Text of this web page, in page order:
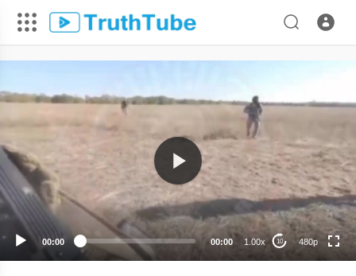
00:00 00:00 1.00x 10 480p
480p
360p
240p